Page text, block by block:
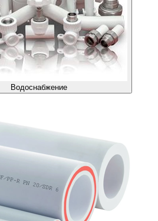
Водоснабжение